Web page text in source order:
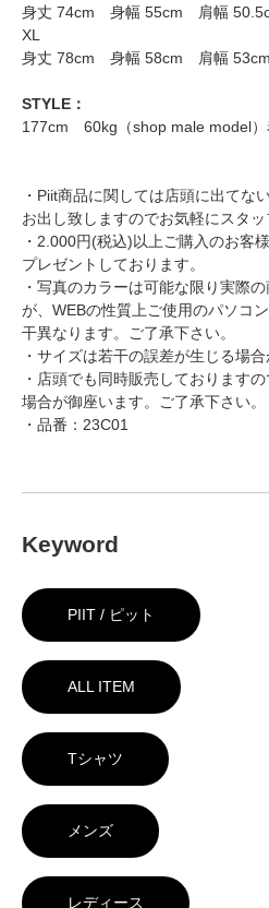
身丈 74cm 身幅 55cm 肩幅
XL
身丈 78cm 身幅 58cm 肩幅
STYLE：
177cm 60kg（shop male model）
・Piit商品に関しては店頭に出てな
お出し致しますのでお気軽にスタッ
・2.000円(税込)以上ご購入のお客
プレゼントしております。
・写真のカラーは可能な限り実際
が、WEBの性質上ご使用のパソコ
干異なります。ご了承下さい。
・サイズは若干の誤差が生じる場合
・店頭でも同時販売しております
場合が御座います。ご了承下さい。
・品番：23C01
Keyword
PIIT / ピット
ALL ITEM
Tシャツ
メンズ
レディース